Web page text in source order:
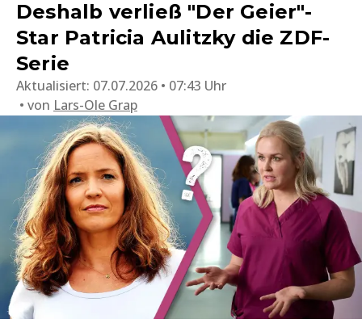
Deshalb verließ "Der Geier"-
Star Patricia Aulitzky die ZDF-
Serie
Aktualisiert: 07.07.2026 • 07:43 Uhr
von Lars-Ole Grap